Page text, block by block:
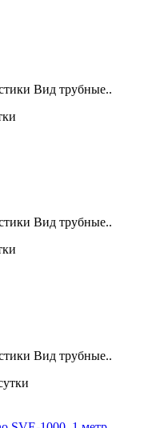
Вид трубные..
Вид трубные..
Вид трубные..